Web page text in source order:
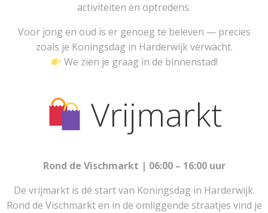
activiteiten en optredens.
Voor jong en oud is er genoeg te beleven — precies
zoals je Koningsdag in Harderwijk verwacht.
We zien je graag in de binnenstad!
Vrijmarkt
Rond de Vischmarkt | 06:00 – 16:00 uur
De vrijmarkt is dé start van Koningsdag in Harderwijk.
Rond de Vischmarkt en in de omliggende straatjes vind je